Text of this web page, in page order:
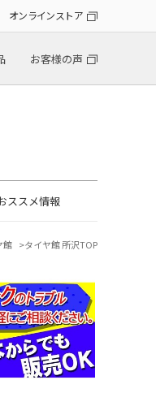
オンラインストア
お客様の声
ススメ情報
館 タイヤ館 所沢TOP